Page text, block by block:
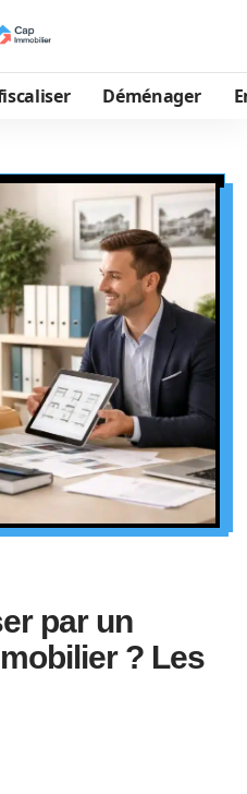
Déménager
par un
? Les